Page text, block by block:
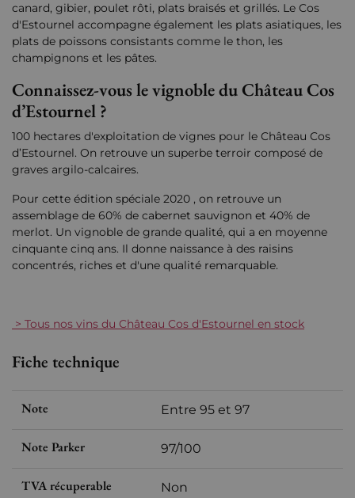
canard, gibier, poulet rôti, plats braisés et grillés. Le Cos
d'Estournel accompagne également les plats asiatiques, les
plats de poissons consistants comme le thon, les
champignons et les pâtes.
Connaissez-vous le vignoble du Château Cos
d’Estournel ?
100 hectares d'exploitation de vignes pour le Château Cos
d’Estournel. On retrouve un superbe terroir composé de
graves argilo-calcaires.
Pour cette édition spéciale 2020 , on retrouve un
assemblage de 60% de cabernet sauvignon et 40% de
merlot. Un vignoble de grande qualité, qui a en moyenne
cinquante cinq ans. Il donne naissance à des raisins
concentrés, riches et d'une qualité remarquable.
> Tous nos vins du Château Cos d'Estournel en stock
Fiche technique
Note Entre 95 et 97
Note Parker 97/100
TVA récuperable Non